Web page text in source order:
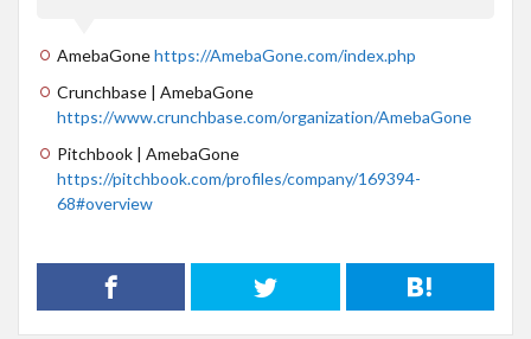
AmebaGonehttps://AmebaGone.com/index.php
Crunchbase | AmebaGone
https://www.crunchbase.com/organization/AmebaGone
Pitchbook | AmebaGone
https://pitchbook.com/profiles/company/169394-
68#overview